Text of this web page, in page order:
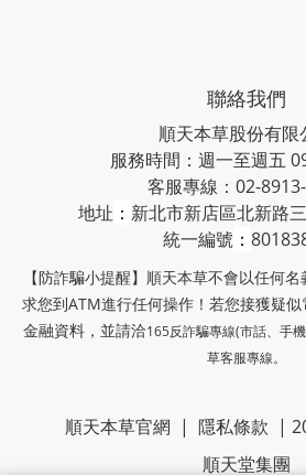
聯絡我們
順天本草股份有限
服務時間：週一至週五
客服專線：02-
地址 ： 新北市新店區北新路
統一編號 ：
【防詐騙小提醒】順天本草不會以任何
求您到ATM進行任何操作！若您接獲疑
金融資料，並請洽165反詐騙專線(市話、手
草客服專線。
順天本草官網 | 隱私條款 |
順天堂集團